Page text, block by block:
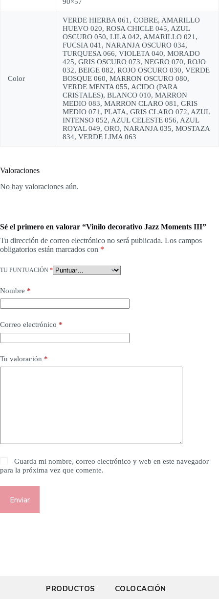
Color
VERDE HIERBA 061, COBRE, AMARILLO
HUEVO 020, ROSA CHICLE 045, AZUL
OSCURO 050, LILA 042, AMARILLO 021,
FUCSIA 041, NARANJA OSCURO 034,
TURQUESA 066, VIOLETA 040, MORADO
425, GRIS OSCURO 073, NEGRO 070, ROJO
032, BEIGE 082, ROJO OSCURO 030, VERDE
BOSQUE 060, MARRON OSCURO 080,
VERDE MENTA 055, ACIDO (PARA
CRISTALES), BLANCO 010, MARRON
MEDIO 083, MARRON CLARO 081, GRIS
MEDIO 071, PLATA, GRIS CLARO 072, AZUL
INTENSO 052, AZUL CELESTE 056, AZUL
ROYAL 049, ORO, NARANJA 035, MOSTAZA
834, VERDE LIMA 063
Valoraciones
No hay valoraciones aún.
Sé el primero en valorar “Vinilo decorativo Jazz Moments III”
Tu dirección de correo electrónico no será publicada. Los campos
obligatorios están marcados con *
TU PUNTUACIÓN *
Nombre *
Correo electrónico *
Tu valoración *
Guarda mi nombre, correo electrónico y web en este navegador
para la próxima vez que comente.
Enviar
PRODUCTOS COLOCACIÓN